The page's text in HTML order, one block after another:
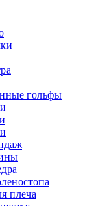
гольфы
плеча